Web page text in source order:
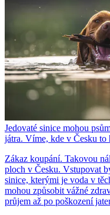
Jedovaté sinice mohou
játra. Víme, kde v Česku to
Zákaz koupání. Takovou
ploch v Česku. Vstupovat
sinice, kterými je voda v
mohou způsobit vážné
průjem až po poškození